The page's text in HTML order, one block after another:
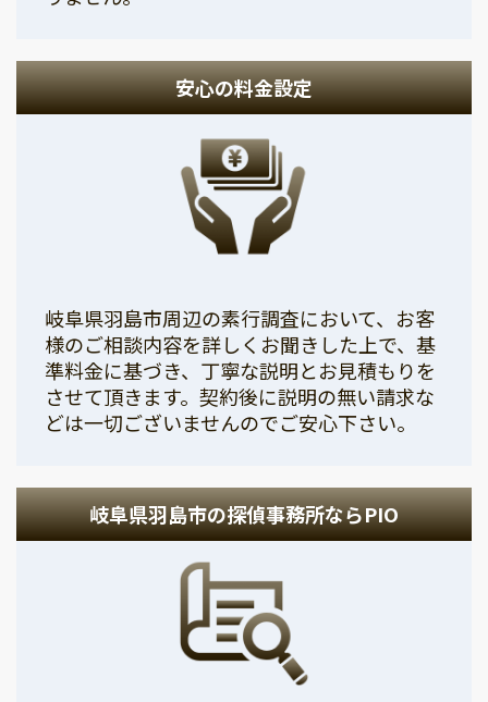
安心の料金設定
岐阜県羽島市周辺の素行調査において、お客
様のご相談内容を詳しくお聞きした上で、基
準料金に基づき、丁寧な説明とお見積もりを
させて頂きます。契約後に説明の無い請求な
どは一切ございませんのでご安心下さい。
岐阜県羽島市の探偵事務所ならPIO